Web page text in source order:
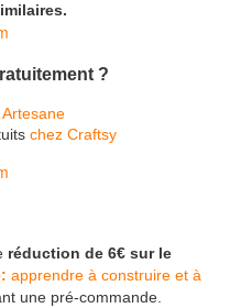
?
chez Craftsy
réduction de 6€ sur le
apprendre à construire et à
une pré-commande.